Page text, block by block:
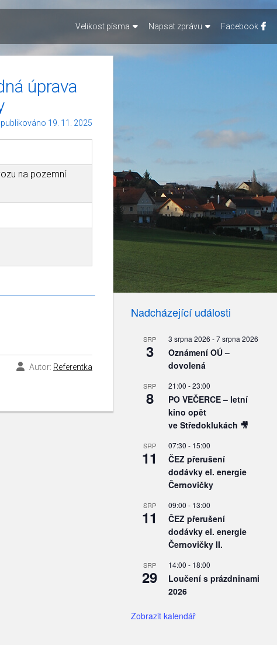
úprava
publikováno 19. 11. 2025
na pozemní
Autor: Referentka
Nadcházející události
SRP
3
3 srpna 2026 -7 srpna 2026
Oznámení OÚ –
dovolená
SRP
8
21:00 -23:00
PO VEČERCE – letní
kino opět
ve Středoklukách 🎥
SRP
11
07:30 - 15:00
ČEZ přerušení
dodávky el. energie
Černovičky
SRP
11
09:00 - 13:00
ČEZ přerušení
dodávky el. energie
Černovičky II.
SRP
29
14:00 - 18:00
Loučení s prázdninami
2026
Zobrazit kalendář
Velikost písma Napsat zprávu Facebook